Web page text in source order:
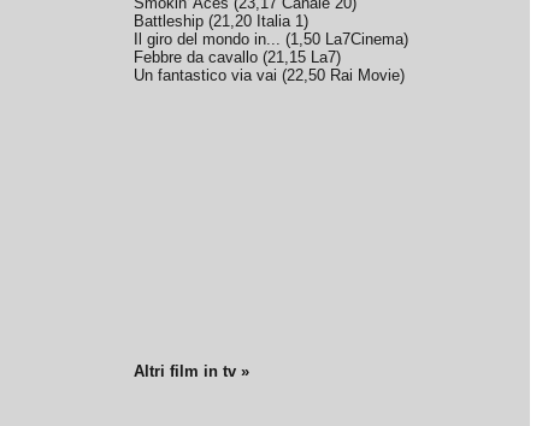
Battleship (21,20 Italia 1)
Il giro del mondo in... (1,50 La7Cinema)
Febbre da cavallo (21,15 La7)
Un fantastico via vai (22,50 Rai Movie)
Altri film in tv »